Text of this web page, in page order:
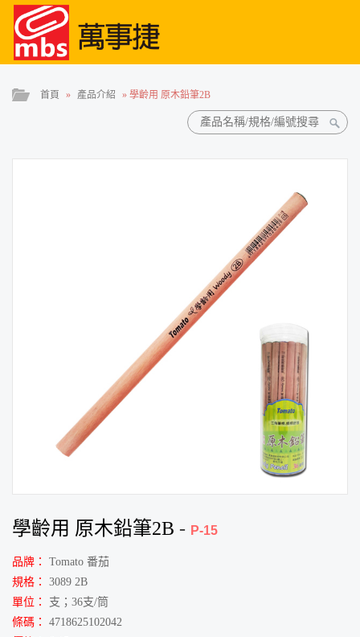
首頁 » 產品介紹 » 學齡用 原木鉛筆2B
學齡用 原木鉛筆2B - P-15
品牌：
Tomato 番茄
規格：
3089 2B
單位：
支；36支/筒
條碼：
4718625102042